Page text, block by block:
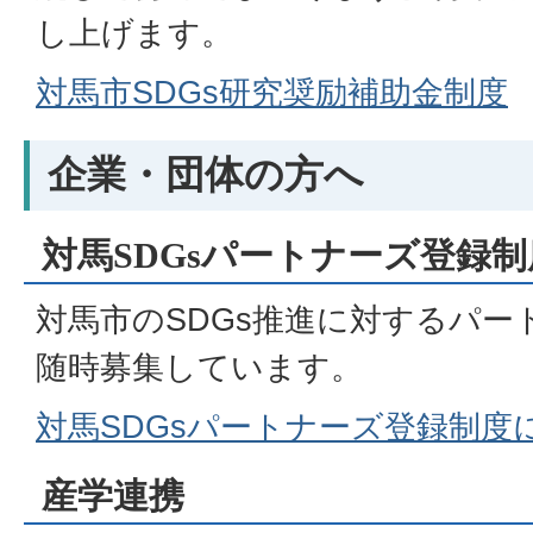
し上げます。
対馬市SDGs研究奨励補助金制度
企業・団体の方へ
対馬SDGsパートナーズ登録
対馬市のSDGs推進に対するパー
随時募集しています。
対馬SDGsパートナーズ登録制度
産学連携